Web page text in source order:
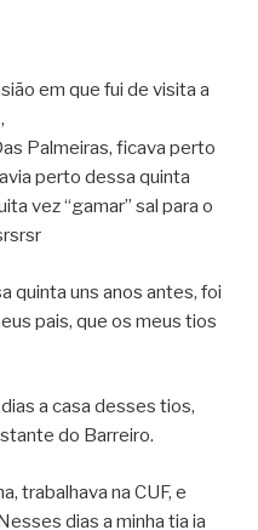
em que fui de visita a
Palmeiras, ficava perto
perto dessa quinta
vez “gamar” sal para o
quinta uns anos antes, foi
pais, que os meus tios
a casa desses tios,
do Barreiro.
trabalhava na CUF, e
dias a minha tia ia